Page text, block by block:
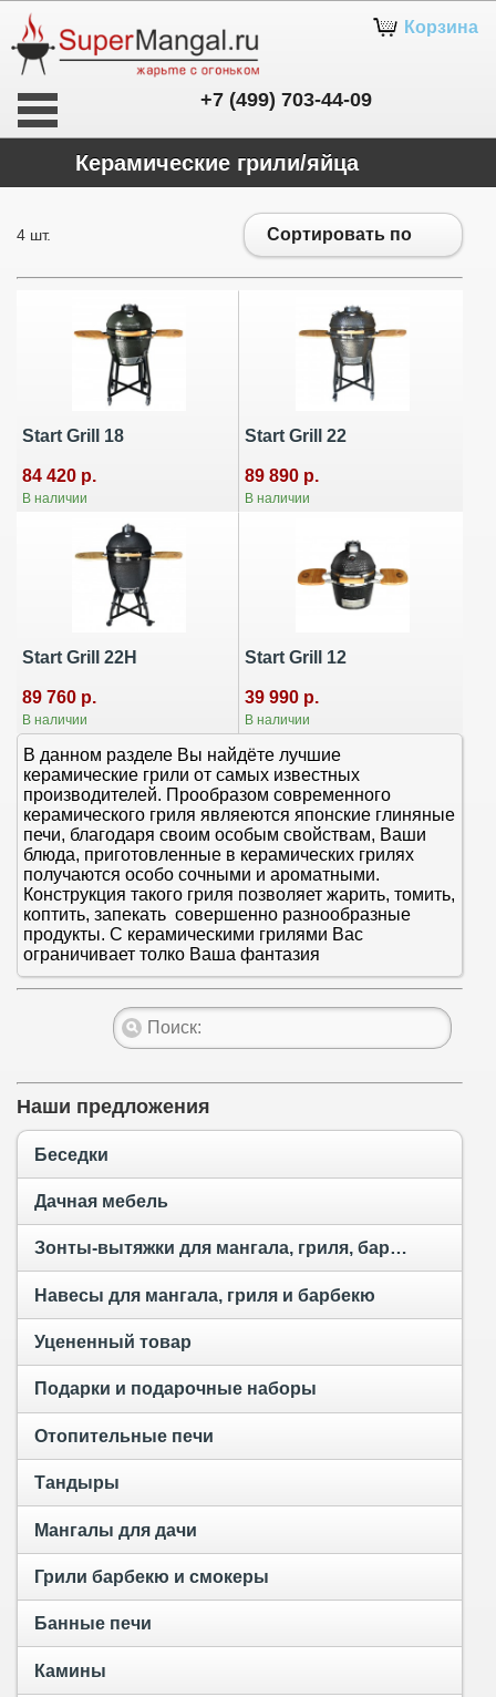
Корзина
+7 (499) 703-44-09
Керамические грили/яйца
Сортировать по
4 шт.
Start Grill 18
84 420 р.
В наличии
Start Grill 22
89 890 р.
В наличии
Start Grill 22H
89 760 р.
В наличии
Start Grill 12
39 990 р.
В наличии
В данном разделе Вы найдёте лучшие
керамические грили от самых известных
производителей. Прообразом современного
керамического гриля являеются японские глиняные
печи, благодаря своим особым свойствам, Ваши
блюда, приготовленные в керамических грилях
получаются особо сочными и ароматными.
Конструкция такого гриля позволяет жарить, томить,
коптить, запекать совершенно разнообразные
продукты. С керамическими грилями Вас
ограничивает толко Ваша фантазия
Наши предложения
Беседки
Дачная мебель
Зонты-вытяжки для мангала, гриля, барбекю и тандыра
Навесы для мангала, гриля и барбекю
Уцененный товар
Подарки и подарочные наборы
Отопительные печи
Тандыры
Мангалы для дачи
Грили барбекю и смокеры
Банные печи
Камины